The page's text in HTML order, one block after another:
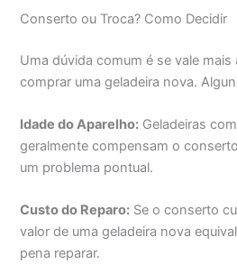
Conserto ou Troca? Como Decidir
Uma dúvida comum é se vale
comprar uma geladeira nova.
Idade do Aparelho: Geladeiras
geralmente compensam o
um problema pontual.
Custo do Reparo: Se o conserto
valor de uma geladeira nova
pena reparar.